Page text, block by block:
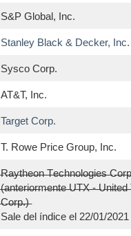
S&P Global, Inc.
Stanley Black & Decker, Inc.
Sysco Corp.
AT&T, Inc.
Target Corp.
T. Rowe Price Group, Inc.
̶R̶a̶y̶t̶h̶e̶o̶n̶ ̶T̶e̶c̶h̶n̶o̶l̶o̶g̶i̶e̶s̶
̶(̶a̶n̶t̶e̶r̶i̶o̶r̶m̶e̶n̶t̶e̶ ̶U̶T̶X̶ ̶-̶ ̶U̶n̶i̶t̶e̶d̶
̶C̶o̶r̶p̶.̶)̶
Sale del índice el 22/01/2021